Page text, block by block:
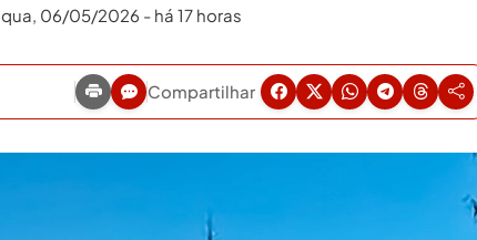
qua, 06/05/2026 - há 17 horas
Compartilhar